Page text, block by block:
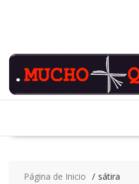
Página de Inicio sátira